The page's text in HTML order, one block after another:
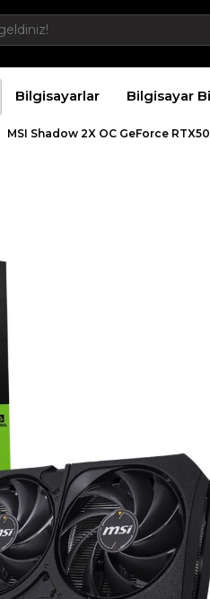
Bilgisayarlar Bilgisayar
MSI Shadow 2X OC GeForce